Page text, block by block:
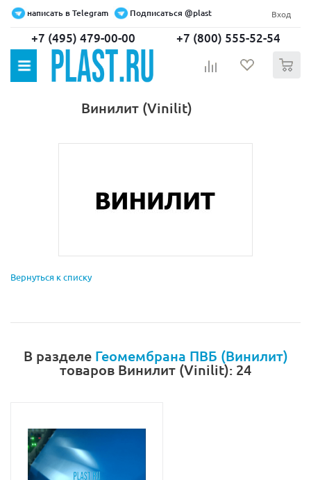
написать в Telegram Подписаться @plast Вход
+7 (495) 479-00-00 +7 (800) 555-52-54
Винилит (Vinilit)
Вернуться к списку
В разделе Геомембрана ПВБ (Винилит)
товаров Винилит (Vinilit): 24